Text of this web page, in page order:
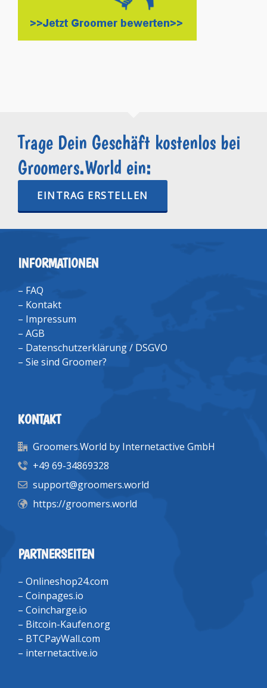
Trage Dein Geschäft kostenlos bei
Groomers.World ein:
EINTRAG ERSTELLEN
INFORMATIONEN
– FAQ
– Kontakt
– Impressum
– AGB
– Datenschutzerklärung / DSGVO
– Sie sind Groomer?
KONTAKT
Groomers.World by Internetactive GmbH
+49 69-34869328
support@groomers.world
https://groomers.world
PARTNERSEITEN
– Onlineshop24.com
– Coinpages.io
– Coincharge.io
– Bitcoin-Kaufen.org
– BTCPayWall.com
– internetactive.io